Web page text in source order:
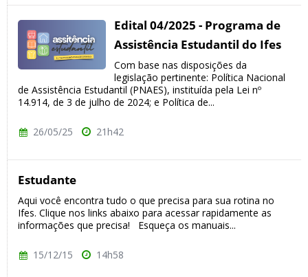
Edital 04/2025 - Programa de
Assistência Estudantil do Ifes
Com base nas disposições da
legislação pertinente: Política Nacional
de Assistência Estudantil (PNAES), instituída pela Lei nº
14.914, de 3 de julho de 2024; e Política de...
26/05/25 21h42
Estudante
Aqui você encontra tudo o que precisa para sua rotina no
Ifes. Clique nos links abaixo para acessar rapidamente as
informações que precisa! Esqueça os manuais...
15/12/15 14h58